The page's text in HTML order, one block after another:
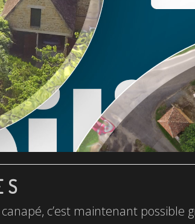
c’est maintenant possible